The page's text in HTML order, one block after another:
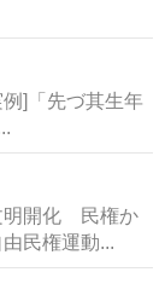
]「先づ其生年
開化 民権か
民権運動...